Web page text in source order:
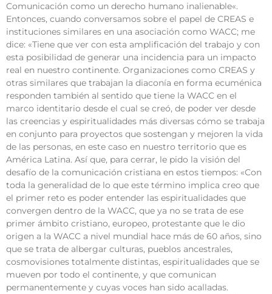
Comunicación como un derecho humano inalienable«.
Entonces, cuando conversamos sobre el papel de CREAS e
instituciones similares en una asociación como WACC; me
dice: «Tiene que ver con esta amplificación del trabajo y con
esta posibilidad de generar una incidencia para un impacto
real en nuestro continente. Organizaciones como CREAS y
otras similares que trabajan la diaconía en forma ecuménica
responden también al sentido que tiene la WACC en el
marco identitario desde el cual se creó, de poder ver desde
las creencias y espiritualidades más diversas cómo se trabaja
en conjunto para proyectos que sostengan y mejoren la vida
de las personas, en este caso en nuestro territorio que es
América Latina. Así que, para cerrar, le pido la visión del
desafío de la comunicación cristiana en estos tiempos: «Con
toda la generalidad de lo que este término implica creo que
el primer reto es poder entender las espiritualidades que
convergen dentro de la WACC, que ya no se trata de ese
primer ámbito cristiano, europeo, protestante que le dio
origen a la WACC a nivel mundial hace más de 60 años, sino
que se trata de albergar culturas, pueblos ancestrales,
cosmovisiones totalmente distintas, espiritualidades que se
mueven por todo el continente, y que comunican
permanentemente y cuyas voces han sido acalladas.